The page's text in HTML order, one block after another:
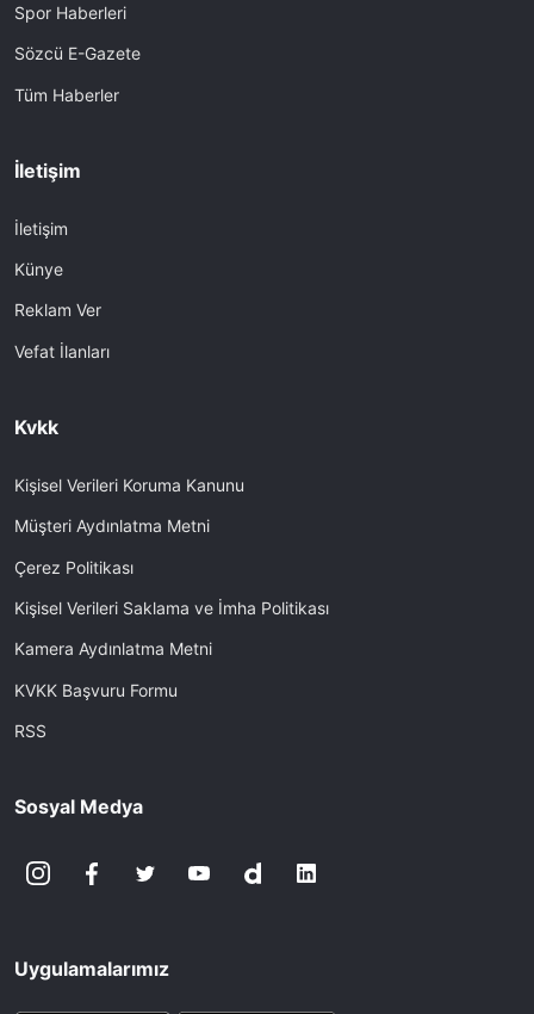
Spor Haberleri
Sözcü E-Gazete
Tüm Haberler
İletişim
İletişim
Künye
Reklam Ver
Vefat İlanları
Kvkk
Kişisel Verileri Koruma Kanunu
Müşteri Aydınlatma Metni
Çerez Politikası
Kişisel Verileri Saklama ve İmha Politikası
Kamera Aydınlatma Metni
KVKK Başvuru Formu
RSS
Sosyal Medya
Uygulamalarımız